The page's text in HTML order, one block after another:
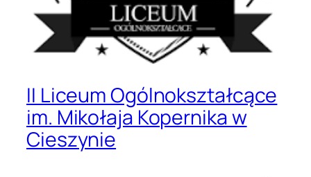
II Liceum Ogólnokształcące
im. Mikołaja Kopernika w
Cieszynie